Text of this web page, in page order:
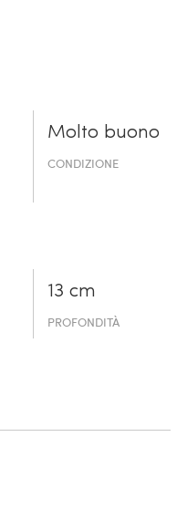
Molto buono
CONDIZIONE
13 cm
PROFONDITÀ